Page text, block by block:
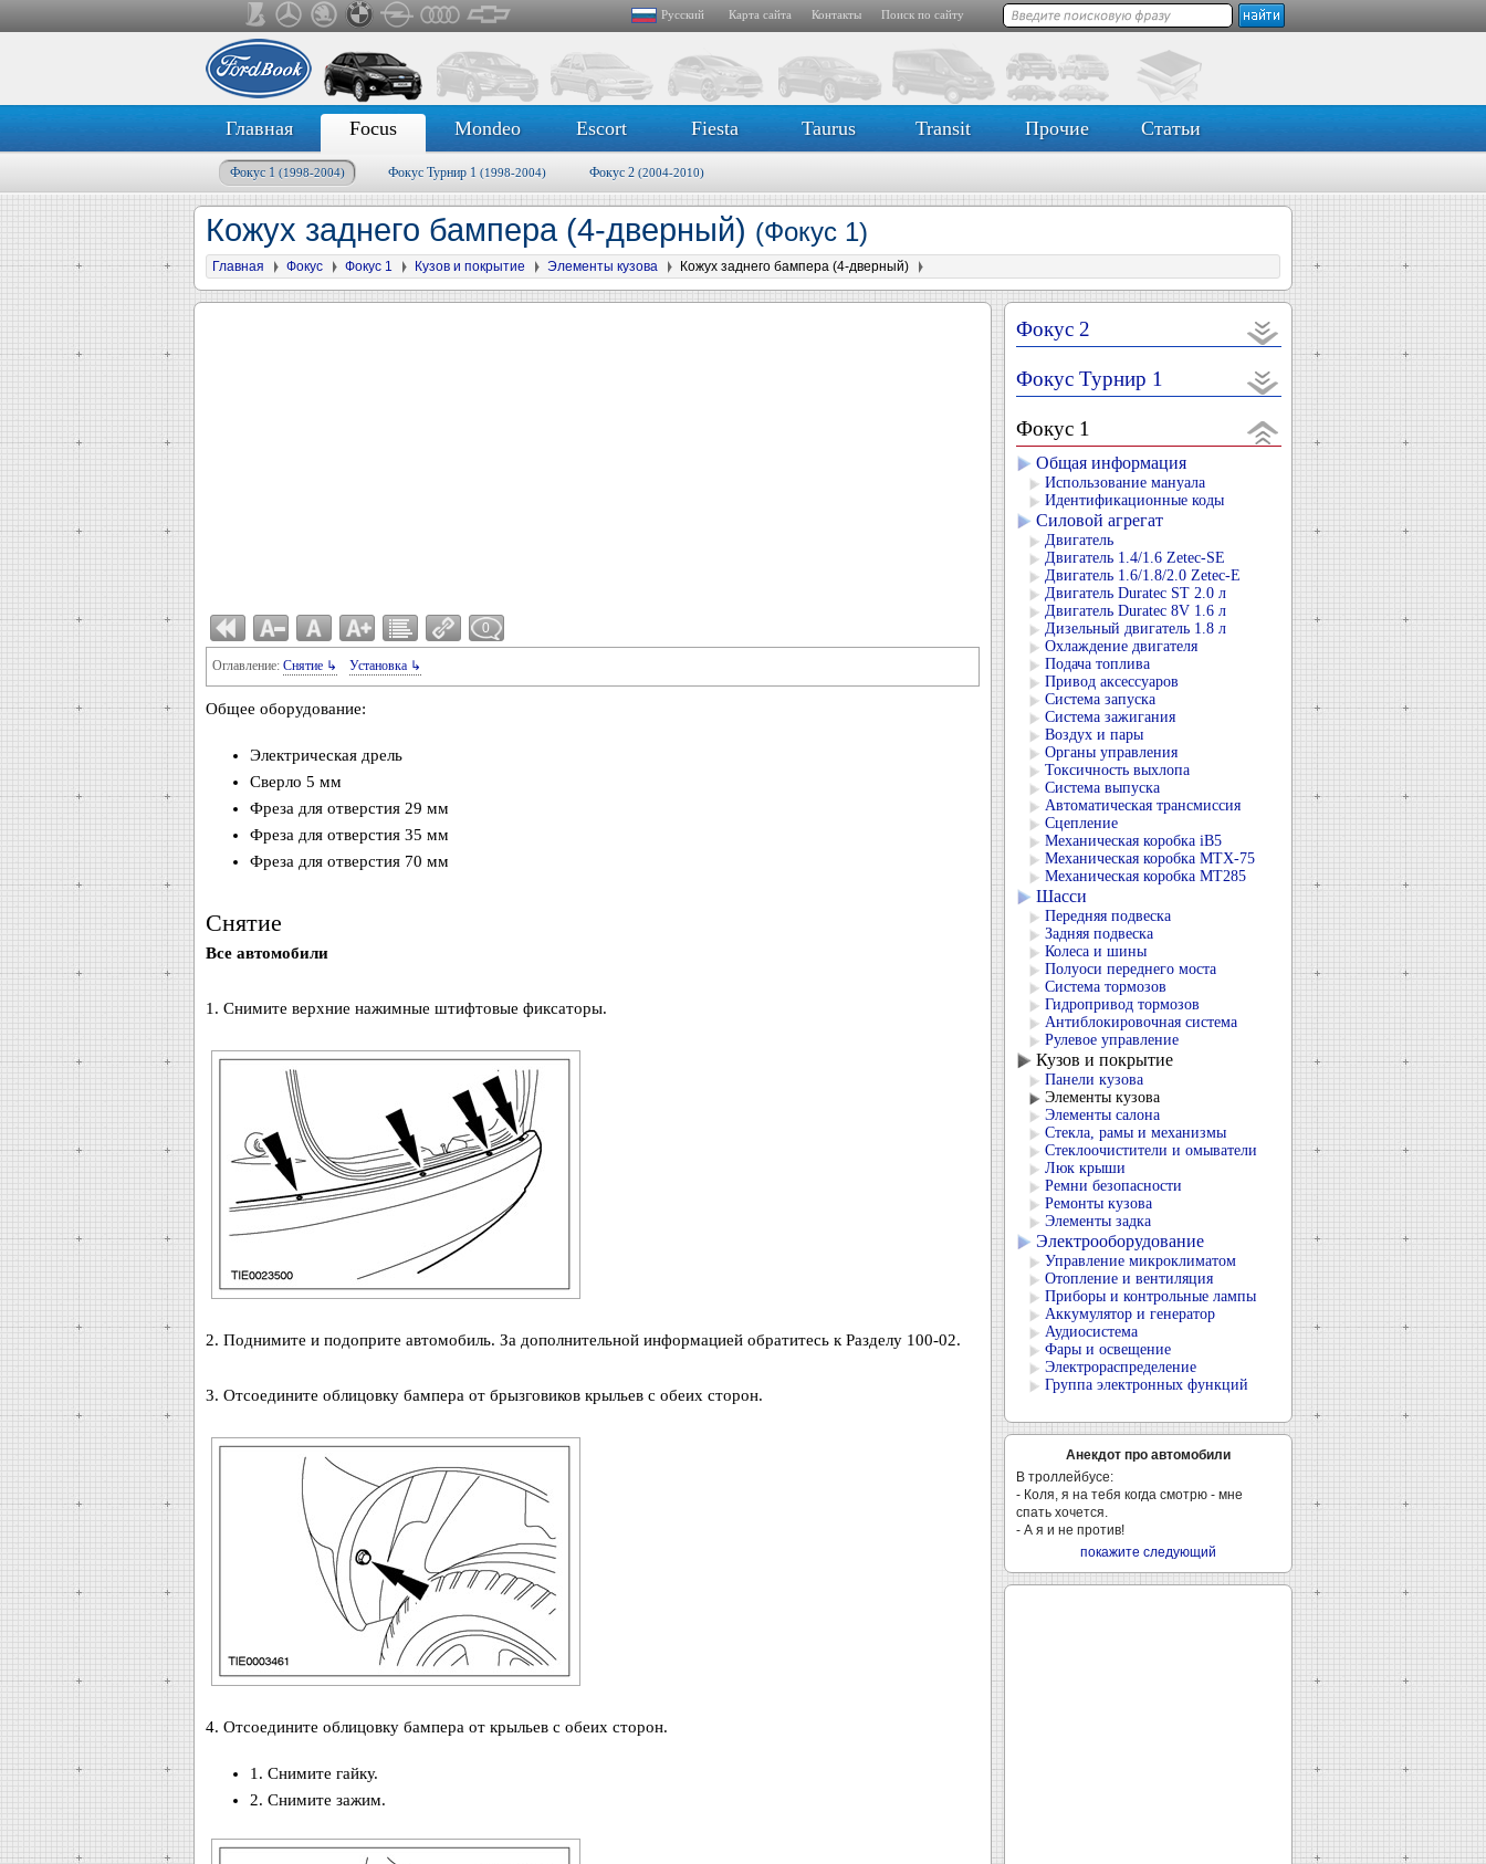
Русский Карта сайта Контакты Поиск по сайту
Главная Focus Mondeo Escort Fiesta Taurus Transit Прочие Статьи
Фокус 1 (1998-2004) Фокус Турнир 1 (1998-2004) Фокус 2 (2004-2010)
Кожух заднего бампера (4-дверный) (Фокус 1)
Главная Фокус Фокус 1 Кузов и покрытие Элементы кузова Кожух заднего бампера (4-дверный)
0
Оглавление: Снятие ↳ Установка ↳
Общее оборудование:
Электрическая дрель
Сверло 5 мм
Фреза для отверстия 29 мм
Фреза для отверстия 35 мм
Фреза для отверстия 70 мм
Снятие
Все автомобили
1. Снимите верхние нажимные штифтовые фиксаторы.
2. Поднимите и подоприте автомобиль. За дополнительной информацией обратитесь к Разделу 100-02.
3. Отсоедините облицовку бампера от брызговиков крыльев с обеих сторон.
4. Отсоедините облицовку бампера от крыльев с обеих сторон.
1. Снимите гайку.
2. Снимите зажим.
Фокус 2
Фокус Турнир 1
Фокус 1
Общая информация
Использование мануала
Идентификационные коды
Силовой агрегат
Двигатель
Двигатель 1.4/1.6 Zetec-SE
Двигатель 1.6/1.8/2.0 Zetec-E
Двигатель Duratec ST 2.0 л
Двигатель Duratec 8V 1.6 л
Дизельный двигатель 1.8 л
Охлаждение двигателя
Подача топлива
Привод аксессуаров
Система запуска
Система зажигания
Воздух и пары
Органы управления
Токсичность выхлопа
Система выпуска
Автоматическая трансмиссия
Сцепление
Механическая коробка iB5
Механическая коробка MTX-75
Механическая коробка MT285
Шасси
Передняя подвеска
Задняя подвеска
Колеса и шины
Полуоси переднего моста
Система тормозов
Гидропривод тормозов
Антиблокировочная система
Рулевое управление
Кузов и покрытие
Панели кузова
Элементы кузова
Элементы салона
Стекла, рамы и механизмы
Стеклоочистители и омыватели
Люк крыши
Ремни безопасности
Ремонты кузова
Элементы задка
Электрооборудование
Управление микроклиматом
Отопление и вентиляция
Приборы и контрольные лампы
Аккумулятор и генератор
Аудиосистема
Фары и освещение
Электрораспределение
Группа электронных функций
Анекдот про автомобили
В троллейбусе:
- Коля, я на тебя когда смотрю - мне
спать хочется.
- А я и не против!
покажите следующий